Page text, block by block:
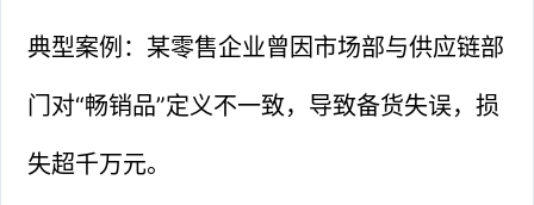
典型案例：某零售企业曾因市场部与供应链部
门对“畅销品”定义不一致，导致备货失误，损
失超千万元。